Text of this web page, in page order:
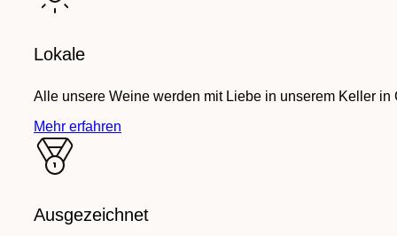
Lokale
Alle unsere Weine werden mit Liebe in unserem Keller
Mehr erfahren
Ausgezeichnet